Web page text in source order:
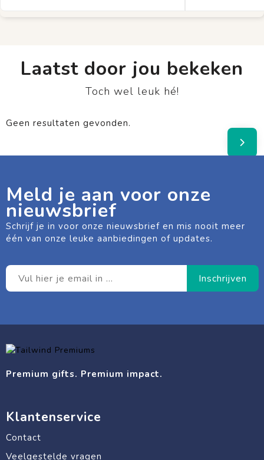
Laatst door jou bekeken
Toch wel leuk hé!
Geen resultaten gevonden.
Meld je aan voor onze
nieuwsbrief
Schrijf je in voor onze nieuwsbrief en mis nooit meer
één van onze leuke aanbiedingen of updates.
Premium gifts. Premium impact.
Klantenservice
Contact
Veelgestelde vragen